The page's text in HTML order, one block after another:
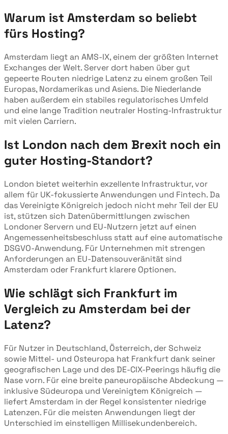
Warum ist Amsterdam so beliebt
fürs Hosting?
Amsterdam liegt an AMS-IX, einem der größten Internet
Exchanges der Welt. Server dort haben über gut
gepeerte Routen niedrige Latenz zu einem großen Teil
Europas, Nordamerikas und Asiens. Die Niederlande
haben außerdem ein stabiles regulatorisches Umfeld
und eine lange Tradition neutraler Hosting-Infrastruktur
mit vielen Carriern.
Ist London nach dem Brexit noch ein
guter Hosting-Standort?
London bietet weiterhin exzellente Infrastruktur, vor
allem für UK-fokussierte Anwendungen und Fintech. Da
das Vereinigte Königreich jedoch nicht mehr Teil der EU
ist, stützen sich Datenübermittlungen zwischen
Londoner Servern und EU-Nutzern jetzt auf einen
Angemessenheitsbeschluss statt auf eine automatische
DSGVO-Anwendung. Für Unternehmen mit strengen
Anforderungen an EU-Datensouveränität sind
Amsterdam oder Frankfurt klarere Optionen.
Wie schlägt sich Frankfurt im
Vergleich zu Amsterdam bei der
Latenz?
Für Nutzer in Deutschland, Österreich, der Schweiz
sowie Mittel- und Osteuropa hat Frankfurt dank seiner
geografischen Lage und des DE-CIX-Peerings häufig die
Nase vorn. Für eine breite paneuropäische Abdeckung —
inklusive Südeuropa und Vereinigtem Königreich —
liefert Amsterdam in der Regel konsistenter niedrige
Latenzen. Für die meisten Anwendungen liegt der
Unterschied im einstelligen Millisekundenbereich.